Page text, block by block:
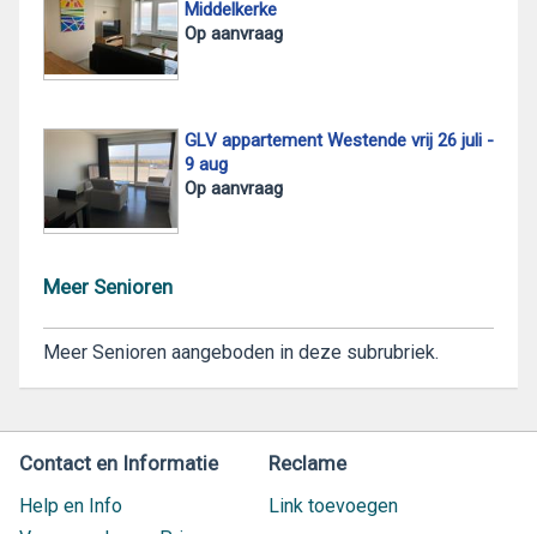
Middelkerke
Op aanvraag
GLV appartement Westende vrij 26 juli -
9 aug
Op aanvraag
Meer Senioren
Meer Senioren aangeboden in deze subrubriek.
Contact en Informatie
Help en Info
Reclame
Link toevoegen